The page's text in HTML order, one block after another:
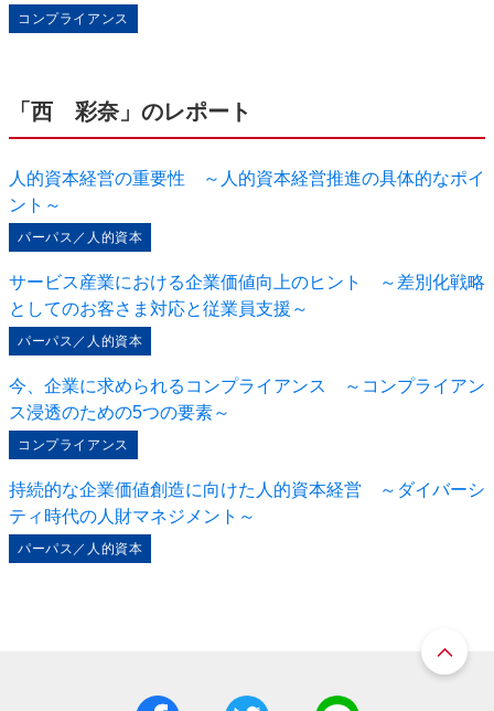
コンプライアンス
「西 彩奈」のレポート
人的資本経営の重要性 ～人的資本経営推進の具体的なポイ
ント～
パーパス／人的資本
サービス産業における企業価値向上のヒント ～差別化戦略
としてのお客さま対応と従業員支援～
パーパス／人的資本
今、企業に求められるコンプライアンス ～コンプライアン
ス浸透のための5つの要素～
コンプライアンス
持続的な企業価値創造に向けた人的資本経営 ～ダイバーシ
ティ時代の人財マネジメント～
パーパス／人的資本